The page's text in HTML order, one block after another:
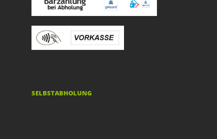
SELBSTABHOLUNG